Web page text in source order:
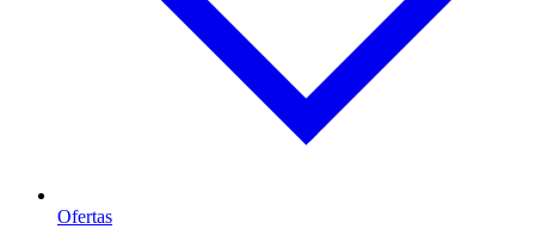
Ofertas